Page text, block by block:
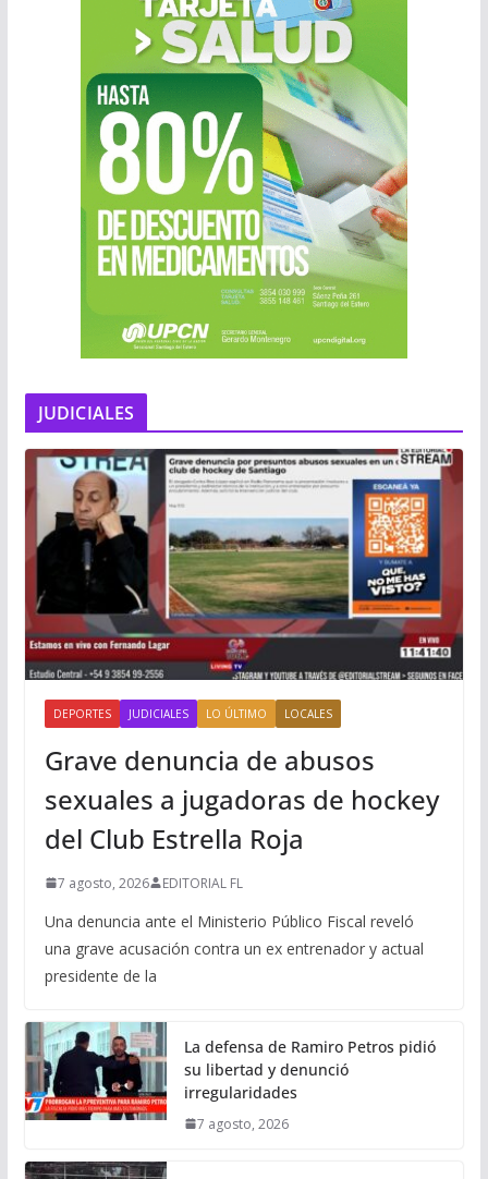
JUDICIALES
DEPORTES JUDICIALES LO ÚLTIMO LOCALES
Grave denuncia de abusos
sexuales a jugadoras de hockey
del Club Estrella Roja
7 agosto, 2026 EDITORIAL FL
Una denuncia ante el Ministerio Público Fiscal reveló
una grave acusación contra un ex entrenador y actual
presidente de la
La defensa de Ramiro Petros pidió
su libertad y denunció
irregularidades
7 agosto, 2026